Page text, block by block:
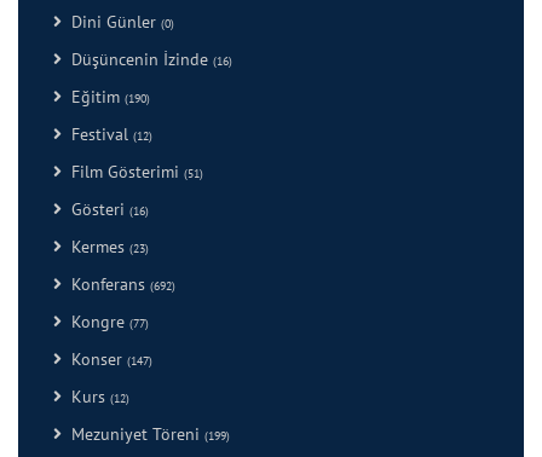
Dini Günler (0)
Düşüncenin İzinde (16)
Eğitim (190)
Festival (12)
Film Gösterimi (51)
Gösteri (16)
Kermes (23)
Konferans (692)
Kongre (77)
Konser (147)
Kurs (12)
Mezuniyet Töreni (199)